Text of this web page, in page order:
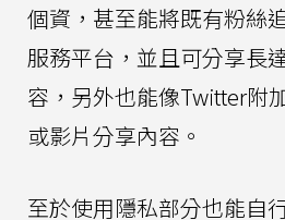
個資，甚至能將既有粉絲
服務平台，並且可分享長
容，另外也能像Twitter附
或影片分享內容。
至於使用隱私部分也能自